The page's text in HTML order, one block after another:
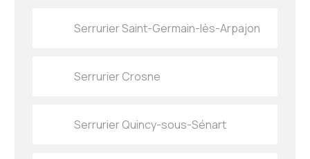
Serrurier Saint-Germain-lès-Arpajon
Serrurier Crosne
Serrurier Quincy-sous-Sénart